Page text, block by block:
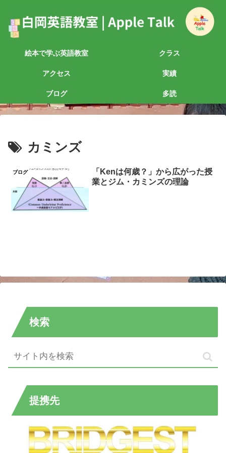
絵本で学ぶ英語教室 クラス
アクセス 実績
ブログ 多読
カミンズ
ブログ
「Kenは何歳？」から広がった授
業とジム・カミンズの理論
検索
提携先